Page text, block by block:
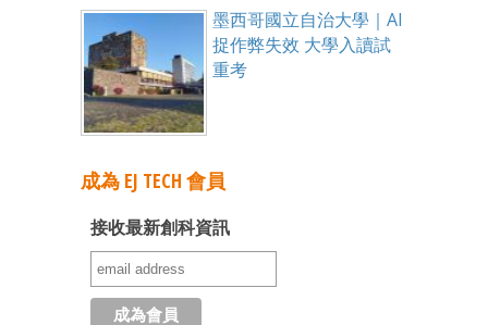
墨西哥國立自治大學｜AI
捉作弊失效 大學入讀試
重考
成為 EJ TECH 會員
接收最新創科資訊